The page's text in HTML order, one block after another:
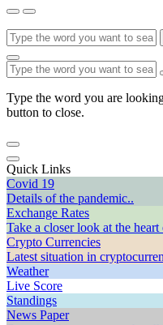
Type the word you are
button to close.
Quick Links
Covid 19
Details of the pandemic..
Exchange Rates
Take a closer look at the
Crypto Currencies
Latest situation in
Weather
Live Score
Standings
News Paper